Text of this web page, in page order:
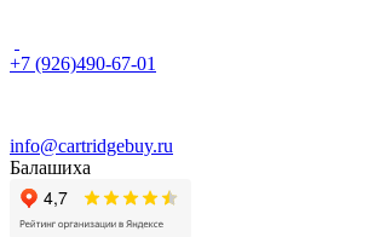
+7 (926)490-67-01
info@cartridgebuy.ru
Балашиха